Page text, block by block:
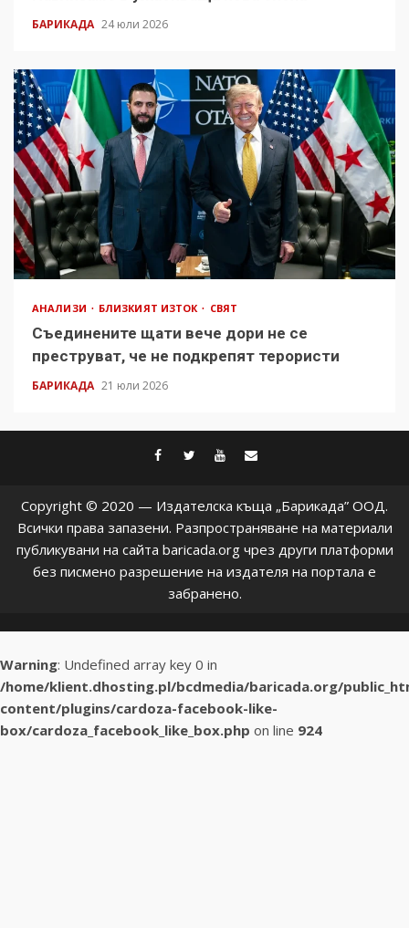
БАРИКАДА 24 юли 2026
АНАЛИЗИ БЛИЗКИЯТ ИЗТОК СВЯТ
Съединените щати вече дори не се
преструват, че не подкрепят терористи
БАРИКАДА 21 юли 2026
facebook
twitter
youtube
Copyright © 2020 — Издателска къща „Барикада” ООД.
Всички права запазени. Разпространяване на материали
публикувани на сайта baricada.org чрез други платформи
без писмено разрешение на издателя на портала е
забранено.
Warning: Undefined array key 0 in
/home/klient.dhosting.pl/bcdmedia/baricada.org/
content/plugins/cardoza-facebook-like-
box/cardoza_facebook_like_box.php on line 924